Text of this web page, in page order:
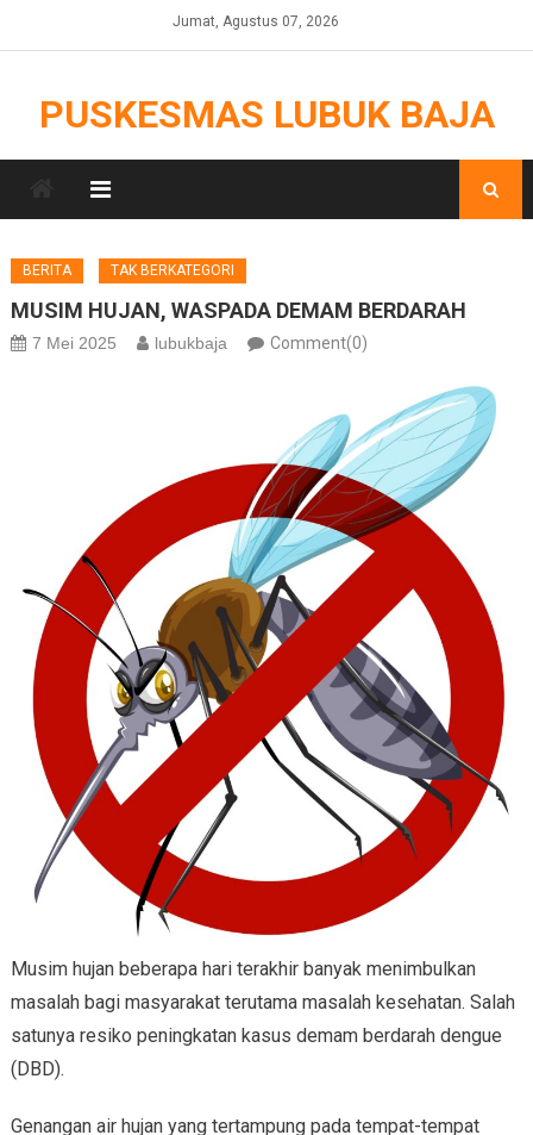
Jumat, Agustus 07, 2026
PUSKESMAS LUBUK BAJA
BERITA TAK BERKATEGORI
MUSIM HUJAN, WASPADA DEMAM BERDARAH
7 Mei 2025 lubukbaja Comment(0)
Musim hujan beberapa hari terakhir banyak menimbulkan
masalah bagi masyarakat terutama masalah kesehatan. Salah
satunya resiko peningkatan kasus demam berdarah dengue
(DBD).
Genangan air hujan yang tertampung pada tempat-tempat